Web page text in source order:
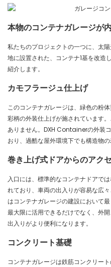
本物のコンテナガレージが
私たちのプロジェクトの一つに、太
地に設置された、コンテナ1基を改造
紹介します。
カモフラージュ仕上げ
このコンテナガレージは、緑色の粉
彩柄の外装仕上げが施されています
ありません。DXH Containerの外装
おり、過酷な屋外環境下でも構造物の
巻き上げ式ドアからのアク
入口には、標準的なコンテナドアで
れており、車両の出入りが容易な広
はコンテナガレージの建設において
最大限に活用できるだけでなく、外
出入りがより便利になります。
コンクリート基礎
コンテナガレージは鉄筋コンクリー